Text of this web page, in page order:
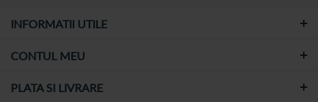
INFORMATII UTILE
CONTUL MEU
PLATA SI LIVRARE